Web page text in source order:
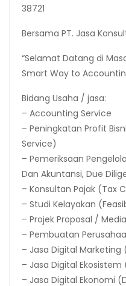
38721
Bersama PT. Jasa
“Selamat Datang di
Smart Way to
Bidang Usaha / jasa:
– Accounting Service
– Peningkatan Profit
Service)
– Pemeriksaan
Dan Akuntansi, Due
– Konsultan Pajak (Tax
– Studi Kelayakan
– Projek Proposal /
– Pembuatan
– Jasa Digital Marketing
– Jasa Digital Ekosistem
– Jasa Digital Ekonomi